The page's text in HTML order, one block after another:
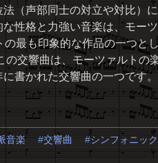
（声部同士の対立や対比）
性格と力強い音楽は、モー
最も印象的な作品の一つと
の交響曲は、モーツァルト
書かれた交響曲の一つです。
音楽 交響曲 シンフォニッ